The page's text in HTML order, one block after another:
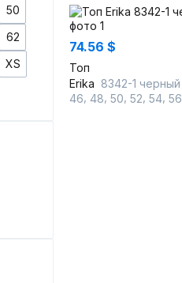
50
62
XS
74.56 $
Топ
Erika 8342-1 черный
46 48 50 52 54 56